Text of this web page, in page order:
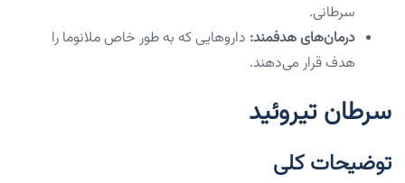
سرطانی.
درمان‌های هدفمند: داروهایی که به طور خاص ملانوما را
هدف قرار می‌دهند.
سرطان تیروئید
توضیحات کلی